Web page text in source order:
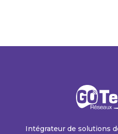
Intégrateur de solutions